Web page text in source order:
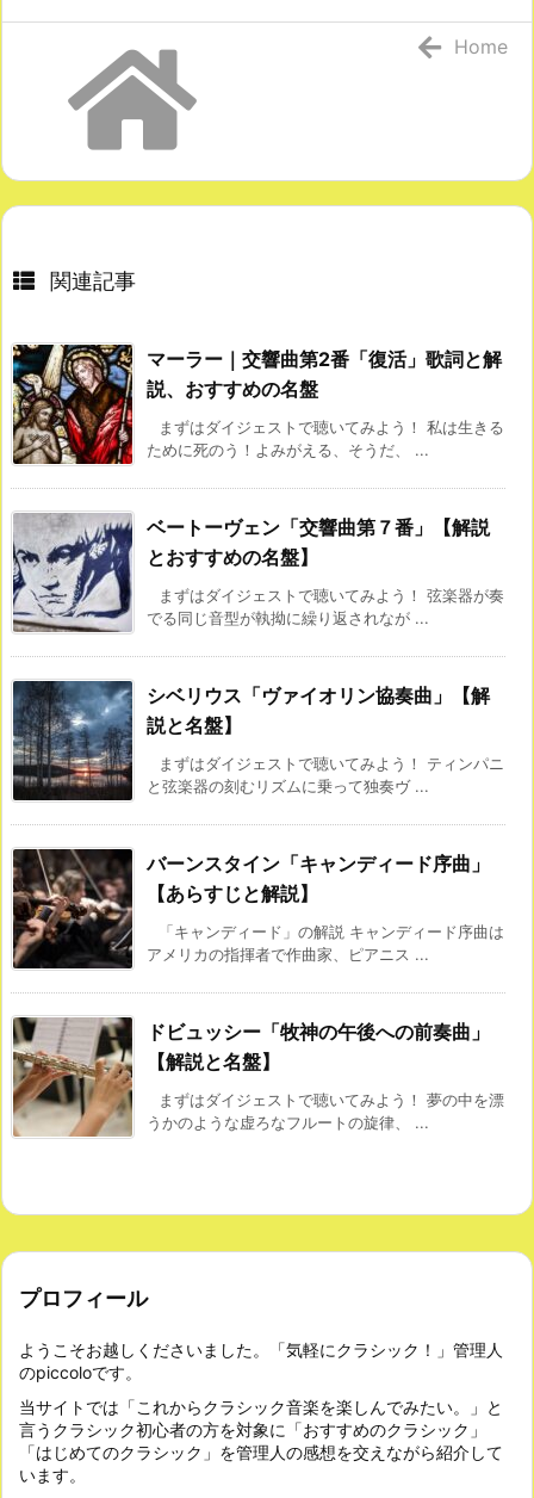
Home
関連記事
マーラー｜交響曲第2番「復活」歌詞と解
説、おすすめの名盤
まずはダイジェストで聴いてみよう！ 私は生きる
ために死のう！よみがえる、そうだ、 ...
ベートーヴェン「交響曲第７番」【解説
とおすすめの名盤】
まずはダイジェストで聴いてみよう！ 弦楽器が奏
でる同じ音型が執拗に繰り返されなが ...
シベリウス「ヴァイオリン協奏曲」【解
説と名盤】
まずはダイジェストで聴いてみよう！ ティンパニ
と弦楽器の刻むリズムに乗って独奏ヴ ...
バーンスタイン「キャンディード序曲」
【あらすじと解説】
「キャンディード」の解説 キャンディード序曲は
アメリカの指揮者で作曲家、ピアニス ...
ドビュッシー「牧神の午後への前奏曲」
【解説と名盤】
まずはダイジェストで聴いてみよう！ 夢の中を漂
うかのような虚ろなフルートの旋律、 ...
プロフィール
ようこそお越しくださいました。「気軽にクラシック！」管理人
のpiccoloです。
当サイトでは「これからクラシック音楽を楽しんでみたい。」と
言うクラシック初心者の方を対象に「おすすめのクラシック」
「はじめてのクラシック」を管理人の感想を交えながら紹介して
います。